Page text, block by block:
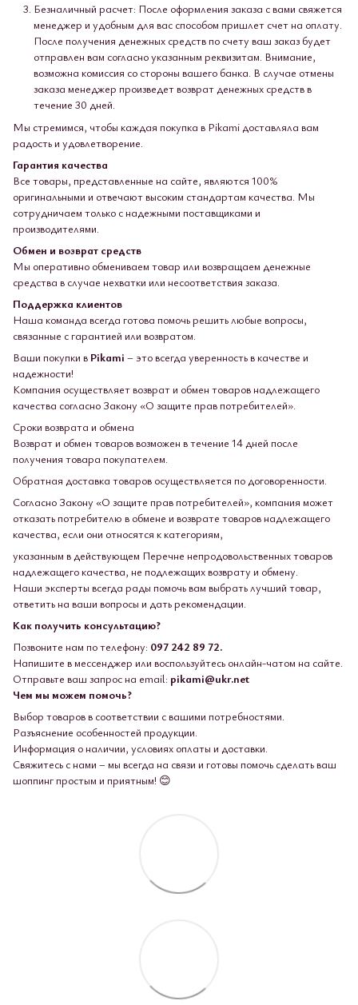
Безналичный расчет: После оформления заказа с вами свяжется
менеджер и удобным для вас способом пришлет счет на оплату.
После получения денежных средств по счету ваш заказ будет
отправлен вам согласно указанным реквизитам. Внимание,
возможна комиссия со стороны вашего банка. В случае отмены
заказа менеджер произведет возврат денежных средств в
течение 30 дней.
Мы стремимся, чтобы каждая покупка в Pikami доставляла вам
радость и удовлетворение.
Гарантия качества
Все товары, представленные на сайте, являются 100%
оригинальными и отвечают высоким стандартам качества. Мы
сотрудничаем только с надежными поставщиками и
производителями.
Обмен и возврат средств
Мы оперативно обмениваем товар или возвращаем денежные
средства в случае нехватки или несоответствия заказа.
Поддержка клиентов
Наша команда всегда готова помочь решить любые вопросы,
связанные с гарантией или возвратом.
Ваши покупки в Pikami – это всегда уверенность в качестве и
надежности!
Компания осуществляет возврат и обмен товаров надлежащего
качества согласно Закону «О защите прав потребителей».
Сроки возврата и обмена
Возврат и обмен товаров возможен в течение 14 дней после
получения товара покупателем.
Обратная доставка товаров осуществляется по договоренности.
Согласно Закону «О защите прав потребителей», компания может
отказать потребителю в обмене и возврате товаров надлежащего
качества, если они относятся к категориям,
указанным в действующем Перечне непродовольственных товаров
надлежащего качества, не подлежащих возврату и обмену.
Наши эксперты всегда рады помочь вам выбрать лучший товар,
ответить на ваши вопросы и дать рекомендации.
Как получить консультацию?
Позвоните нам по телефону: 097 242 89 72.
Напишите в мессенджер или воспользуйтесь онлайн-чатом на сайте.
Отправьте ваш запрос на email: pikami@ukr.net
Чем мы можем помочь?
Выбор товаров в соответствии с вашими потребностями.
Разъяснение особенностей продукции.
Информация о наличии, условиях оплаты и доставки.
Свяжитесь с нами – мы всегда на связи и готовы помочь сделать ваш
шоппинг простым и приятным! 😊